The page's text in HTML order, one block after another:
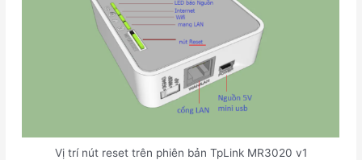
Vị trí nút reset trên phiên bản TpLink MR3020 v1